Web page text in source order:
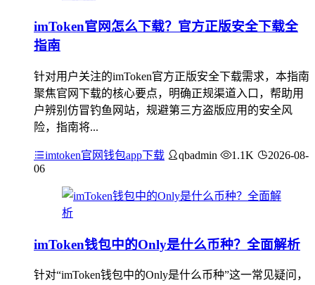
imToken官网怎么下载？官方正版安全下载全
指南
针对用户关注的imToken官方正版安全下载需求，本指南
聚焦官网下载的核心要点，明确正规渠道入口，帮助用
户辨别仿冒钓鱼网站，规避第三方盗版应用的安全风
险，指南将...
imtoken官网钱包app下载 qbadmin 1.1K
2026-08-
06
imToken钱包中的Only是什么币种？全面解析
针对“imToken钱包中的Only是什么币种”这一常见疑问，